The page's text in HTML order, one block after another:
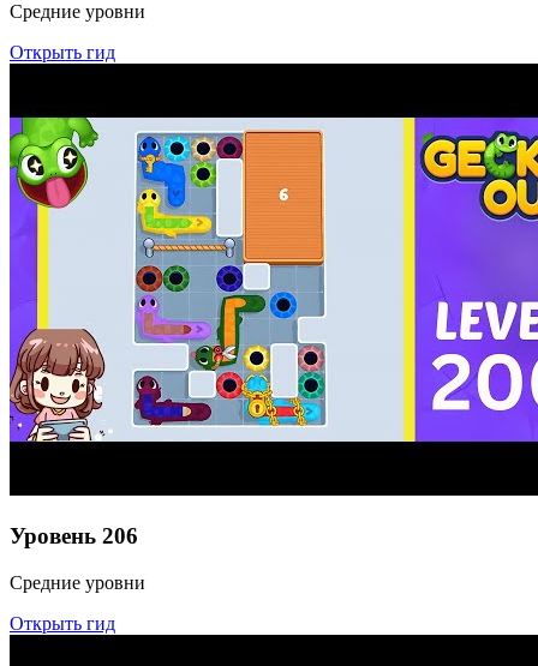
Средние уровни
Открыть гид
Уровень 206
Средние уровни
Открыть гид